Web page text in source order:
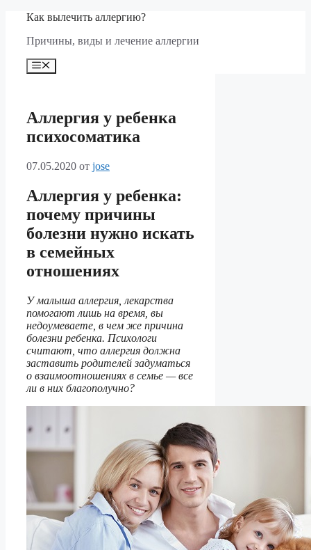
Перейти
содержимому
Как вылечить аллергию?
Причины, виды и лечение аллергии
Меню
Аллергия у ребенка
психосоматика
07.05.2020 от jose
Аллергия у ребенка:
почему причины
болезни нужно искать
в семейных
отношениях
У малыша аллергия, лекарства
помогают лишь на время, вы
недоумеваете, в чем же причина
болезни ребенка. Психологи
считают, что аллергия должна
заставить родителей задуматься
о взаимоотношениях в семье — все
ли в них благополучно?